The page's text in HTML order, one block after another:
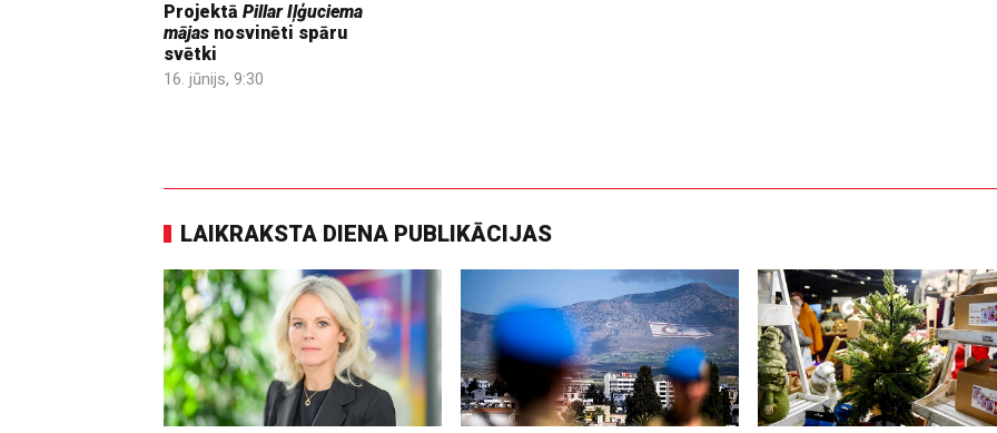
Projektā Pillar Iļģuciema
mājas nosvinēti spāru
svētki
16. jūnijs, 9:30
LAIKRAKSTA DIENA PUBLIKĀCIJAS